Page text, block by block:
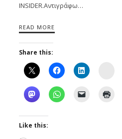
INSIDER.Αντιγράφω…
READ MORE
Share this:
Like this: